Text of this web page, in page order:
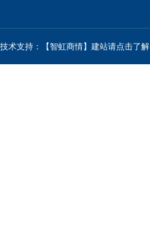
技术支持：【智虹商情】建站请点击了解